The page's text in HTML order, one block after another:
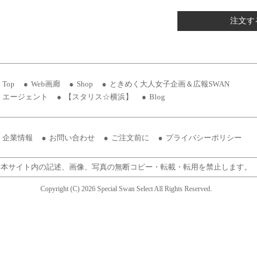
注文す
Top Web画廊 Shop
ときめく大人女子企画＆広報SWAN
エージェント
【スタリス☆横浜】 Blog
企業情報 お問い合わせ ご注文前に プライバシーポリシー
本サイト内の記述、画像、写真の無断コピー・転載・転用を禁止します。
Copyright (C) 2026 Special Swan Select All Rights Reserved.